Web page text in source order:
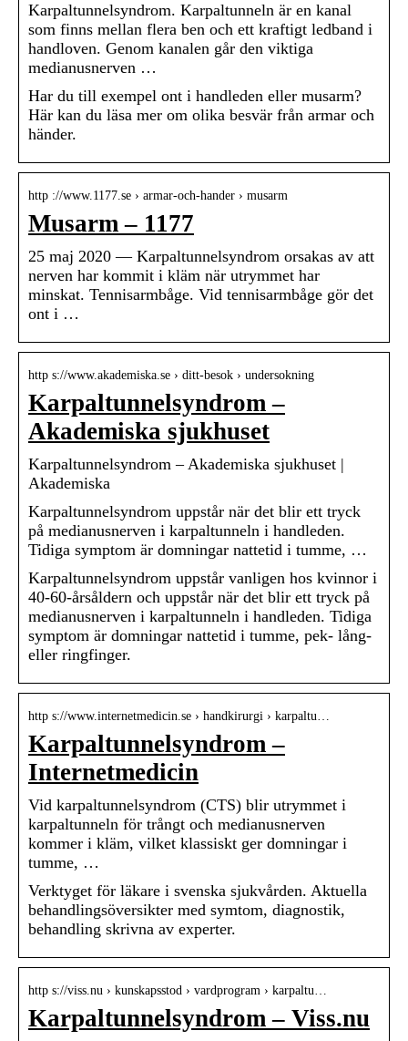
Karpaltunnelsyndrom. Karpaltunneln är en kanal
som finns mellan flera ben och ett kraftigt ledband i
handloven. Genom kanalen går den viktiga
medianusnerven …
Har du till exempel ont i handleden eller musarm?
Här kan du läsa mer om olika besvär från armar och
händer.
http ://www.1177.se › armar-och-hander › musarm
Musarm – 1177
25 maj 2020 — Karpaltunnelsyndrom orsakas av att
nerven har kommit i kläm när utrymmet har
minskat. Tennisarmbåge. Vid tennisarmbåge gör det
ont i …
http s://www.akademiska.se › ditt-besok › undersokning
Karpaltunnelsyndrom –
Akademiska sjukhuset
Karpaltunnelsyndrom – Akademiska sjukhuset |
Akademiska
Karpaltunnelsyndrom uppstår när det blir ett tryck
på medianusnerven i karpaltunneln i handleden.
Tidiga symptom är domningar nattetid i tumme, …
Karpaltunnelsyndrom uppstår vanligen hos kvinnor i
40-60-årsåldern och uppstår när det blir ett tryck på
medianusnerven i karpaltunneln i handleden. Tidiga
symptom är domningar nattetid i tumme, pek- lång-
eller ringfinger.
http s://www.internetmedicin.se › handkirurgi › karpaltu…
Karpaltunnelsyndrom –
Internetmedicin
Vid karpaltunnelsyndrom (CTS) blir utrymmet i
karpaltunneln för trångt och medianusnerven
kommer i kläm, vilket klassiskt ger domningar i
tumme, …
Verktyget för läkare i svenska sjukvården. Aktuella
behandlingsöversikter med symtom, diagnostik,
behandling skrivna av experter.
http s://viss.nu › kunskapsstod › vardprogram › karpaltu…
Karpaltunnelsyndrom – Viss.nu